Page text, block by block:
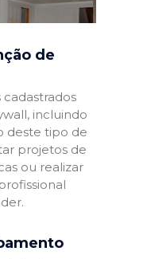
de
cadastrados
incluindo
deste tipo de
projetos de
ou realizar